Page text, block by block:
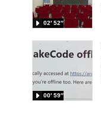
02′ 52″
00′ 59″